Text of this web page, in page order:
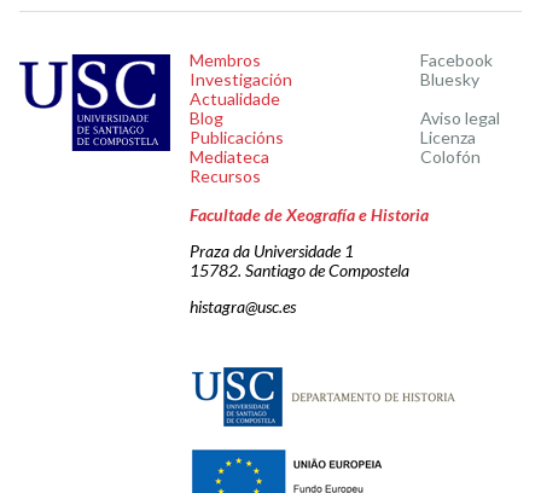
Membros
Investigación
Actualidade
Blog
Publicacións
Mediateca
Recursos
Facebook
Bluesky
Aviso legal
Licenza
Colofón
Facultade de Xeografía e Historia
Praza da Universidade 1
15782. Santiago de Compostela
histagra@usc.es